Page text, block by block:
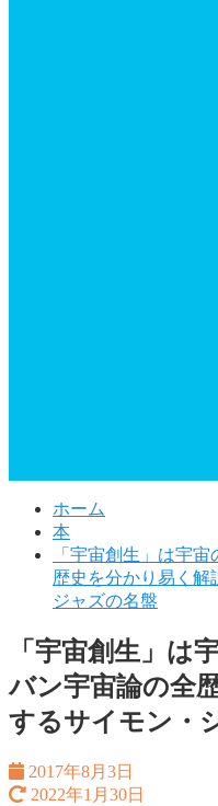
ホーム
本
「宇宙創生」は宇
歴史を分かり易く解
ジャズの名盤
「宇宙創生」は
バン宇宙論の全
するサイモン・
2017年8月3日
2022年1月30日